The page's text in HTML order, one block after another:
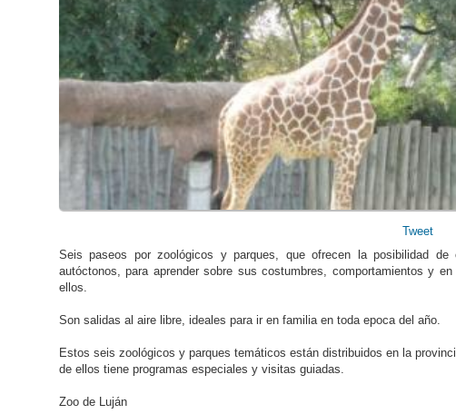
Tweet
Seis paseos por zoológicos y parques, que ofrecen la posibilidad de
autóctonos, para aprender sobre sus costumbres, comportamientos y
ellos.
Son salidas al aire libre, ideales para ir en familia en toda epoca del año.
Estos seis zoológicos y parques temáticos están distribuidos en la
de ellos tiene programas especiales y visitas guiadas.
Zoo de Luján